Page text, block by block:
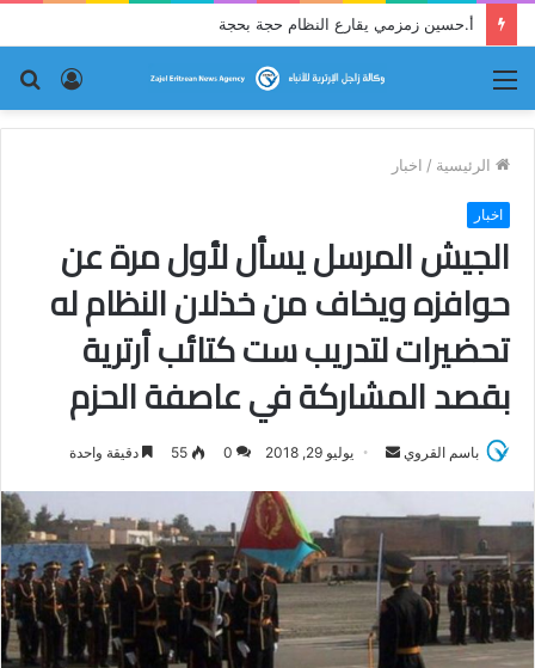
أ.حسين زمزمي يقارع النظام حجة بحجة
تسجيل
الدخول
الرئيسية / اخبار
اخبار
الجيش المرسل يسأل لأول مرة عن
حوافزه ويخاف من خذلان النظام له
تحضيرات لتدريب ست كتائب أرترية
بقصد المشاركة في عاصفة الحزم
باسم القروي
ل
ب
ر
يوليو 29, 2018 0
55 دقيقة واحدة